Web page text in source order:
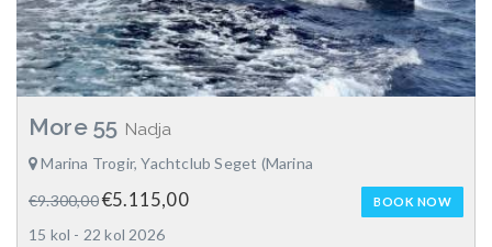
More 55 Nadja
Marina Trogir, Yachtclub Seget (Marina
BOOK NOW
€9.300,00€5.115,00
15 kol - 22 kol 2026